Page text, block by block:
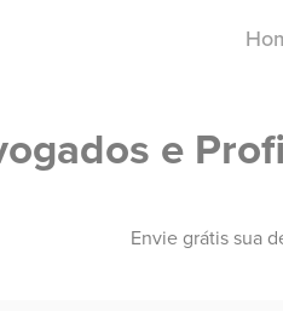
e
Envie grátis sua